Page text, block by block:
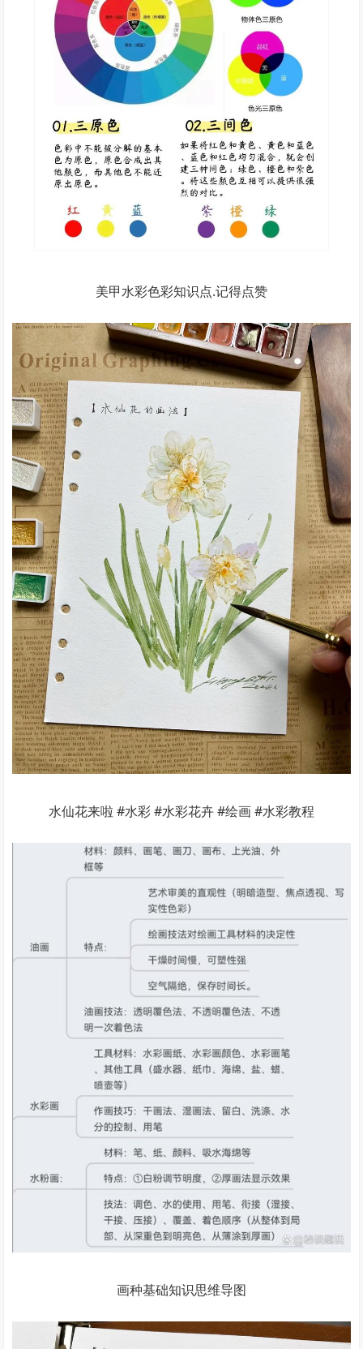
美甲水彩色彩知识点.记得点赞
水仙花来啦 #水彩 #水彩花卉 #绘画 #水彩教程
画种基础知识思维导图